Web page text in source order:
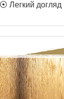
⦿ Легкий догляд